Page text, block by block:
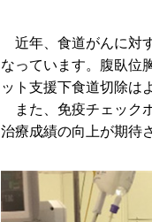
近年、食道がんに対
なっています。腹臥位
ット支援下食道切除は
また、免疫チェック
治療成績の向上が期待